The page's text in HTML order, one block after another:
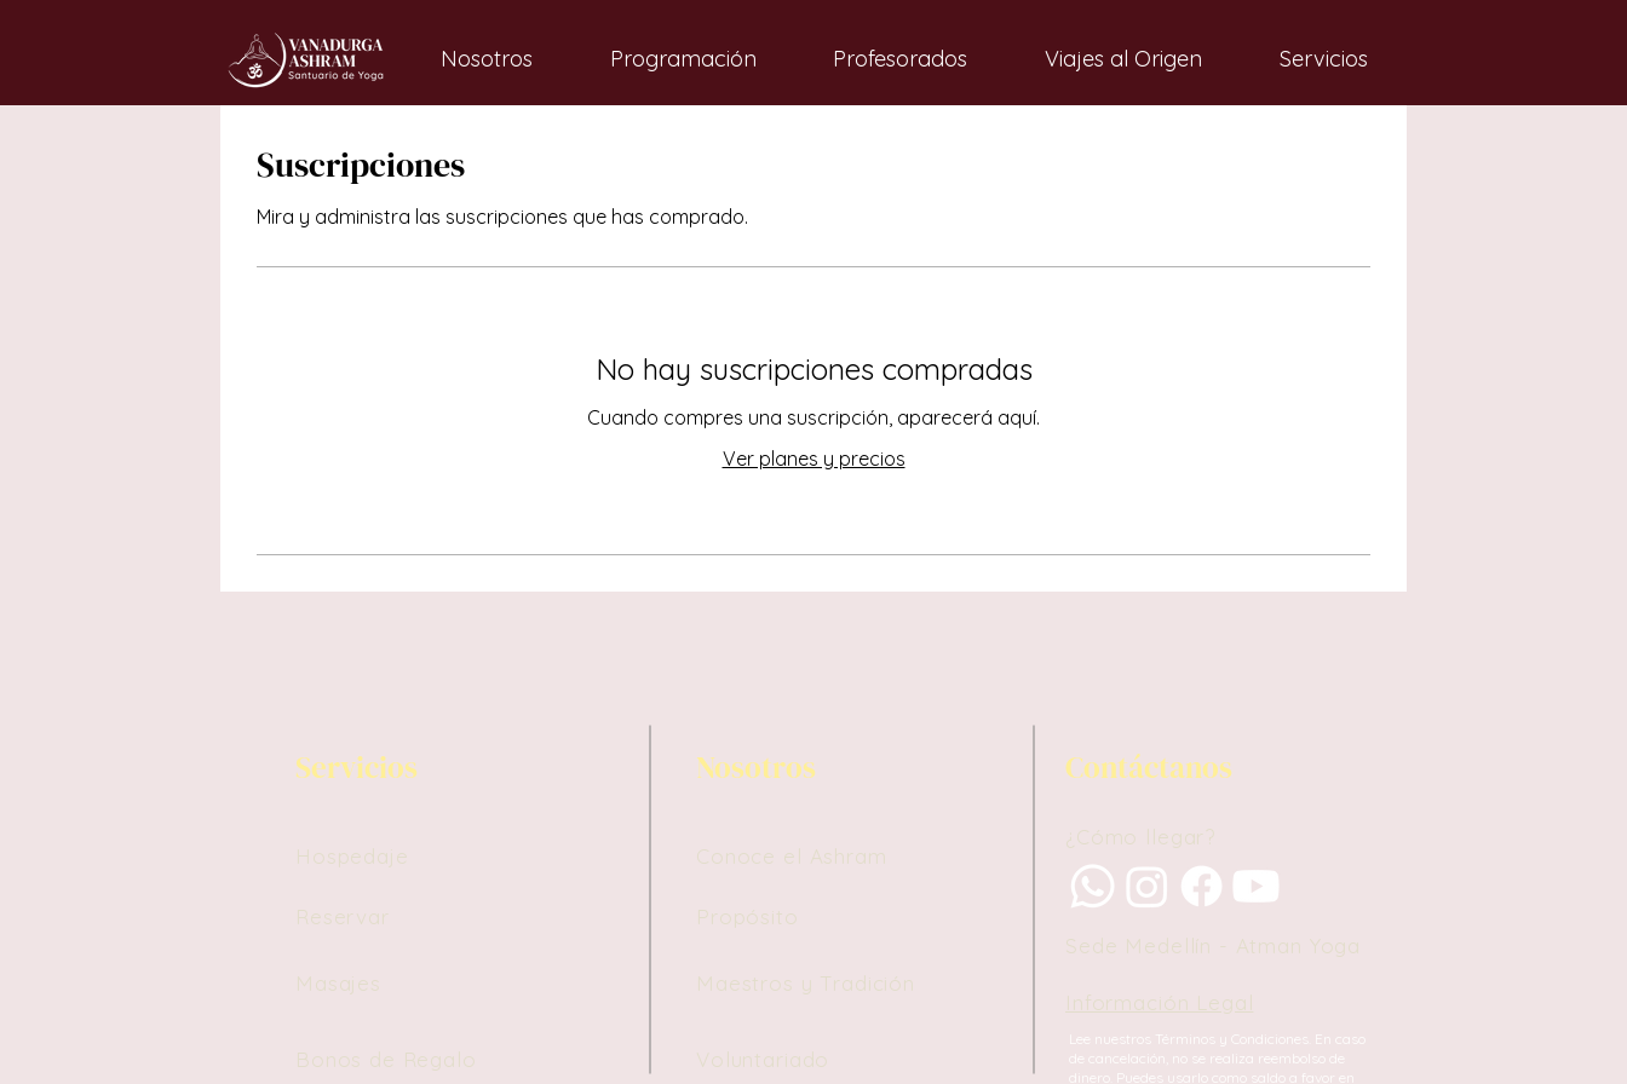
Nosotros Programación Profesorados Viajes al Origen Servicios
Suscripciones
Mira y administra las suscripciones que has comprado.
No hay suscripciones compradas
Cuando compres una suscripción, aparecerá aquí.
Ver planes y precios
Servicios Nosotros Contáctanos
Hospedaje Conoce el Ashram
¿Cómo llegar?
Propósito
Reservar
Sede Medellín - Atman Yoga
Masajes
Bonos de Regalo
Maestros y Tradición
Voluntariado
Información Legal
Lee nuestros Términos y Condiciones. En caso
de cancelación, no se realiza reembolso de
dinero. Puedes usarlo como saldo a favor en